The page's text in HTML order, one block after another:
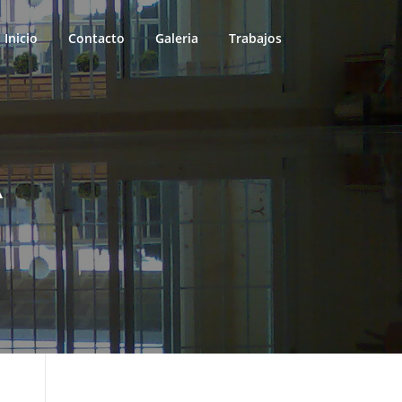
Inicio Contacto Galeria Trabajos